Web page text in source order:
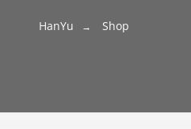
HanYu Shop